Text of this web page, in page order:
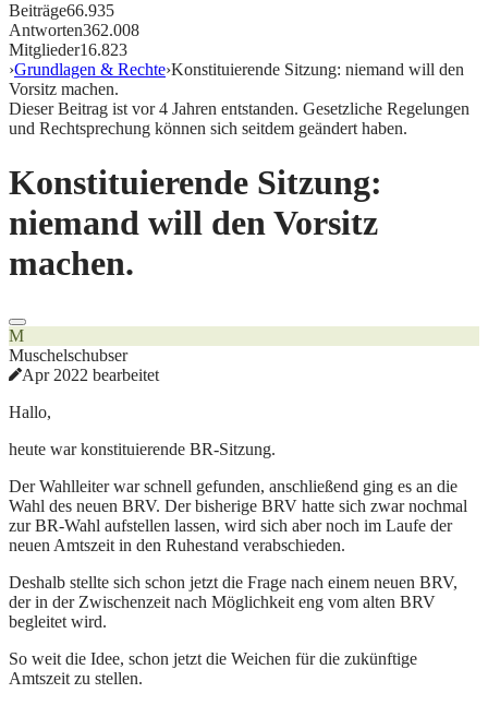
Beiträge66.935
Antworten362.008
Mitglieder16.823
›Grundlagen & Rechte›Konstituierende Sitzung: niemand will den
Vorsitz machen.
Dieser Beitrag ist vor4 Jahren entstanden. Gesetzliche Regelungen
und Rechtsprechung können sich seitdem geändert haben.
Konstituierende Sitzung:
niemand will den Vorsitz
machen.
M
Muschelschubser
Apr 2022 bearbeitet
Hallo,
heute war konstituierende BR-Sitzung.
Der Wahlleiter war schnell gefunden, anschließend ging es an die
Wahl des neuen BRV. Der bisherige BRV hatte sich zwar nochmal
zur BR-Wahl aufstellen lassen, wird sich aber noch im Laufe der
neuen Amtszeit in den Ruhestand verabschieden.
Deshalb stellte sich schon jetzt die Frage nach einem neuen BRV,
der in der Zwischenzeit nach Möglichkeit eng vom alten BRV
begleitet wird.
So weit die Idee, schon jetzt die Weichen für die zukünftige
Amtszeit zu stellen.